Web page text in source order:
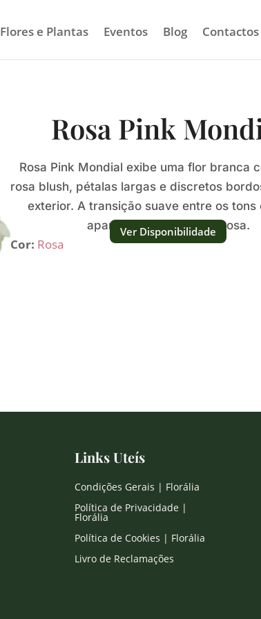
Flores e Plantas Eventos Blog Contactos
Rosa Pink
Rosa Pink Mondial exibe uma flor branca
rosa blush, pétalas largas e discretos
exterior. A transição suave entre os tons
aparência fresca e luminosa.
Cor: Rosa
Ver Disponibilidade
Links Uteís
Condições Gerais | Florália
Política de Privacidade |
Florália
Política de Cookies | Florália
Livro de Reclamações